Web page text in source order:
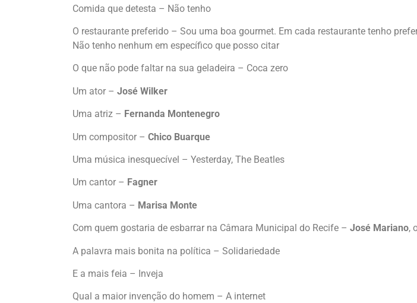
Comida que detesta – Não tenho
O restaurante preferido – Sou uma boa gourmet. Em cada restaurante tenho
Não tenho nenhum em específico que posso citar
O que não pode faltar na sua geladeira – Coca zero
Um ator – José Wilker
Uma atriz – Fernanda Montenegro
Um compositor – Chico Buarque
Uma música inesquecível – Yesterday, The Beatles
Um cantor – Fagner
Uma cantora – Marisa Monte
Com quem gostaria de esbarrar na Câmara Municipal do Recife – José Mariano,
A palavra mais bonita na política – Solidariedade
E a mais feia – Inveja
Qual a maior invenção do homem – A internet